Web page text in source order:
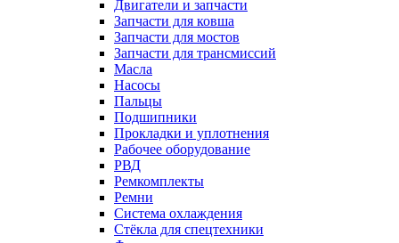
Двигатели и запчасти
Запчасти для ковша
Запчасти для мостов
Запчасти для трансмиссий
Масла
Насосы
Пальцы
Подшипники
Прокладки и уплотнения
Рабочее оборудование
РВД
Ремкомплекты
Ремни
Система охлаждения
Стёкла для спецтехники